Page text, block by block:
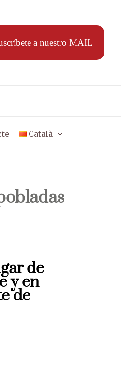
a nuestro MAIL
Català
de
y en
de